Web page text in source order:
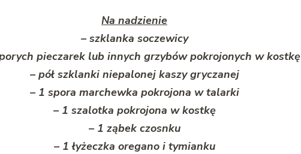
Na nadzienie
– szklanka soczewicy
pieczarek lub innych grzybów pokrojonych w kostkę
– pół szklanki niepalonej kaszy gryczanej
– 1 spora marchewka pokrojona w talarki
– 1 szalotka pokrojona w kostkę
– 1 ząbek czosnku
– 1 łyżeczka oregano i tymianku